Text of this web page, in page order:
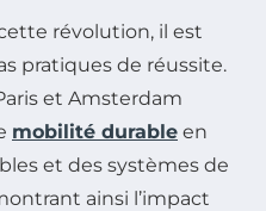
révolution, il est
pratiques de réussite.
et Amsterdam
mobilité durable en
et des systèmes de
ainsi l’impact